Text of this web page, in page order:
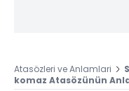
Atasözleri ve Anlamlari
komaz Atasözünün